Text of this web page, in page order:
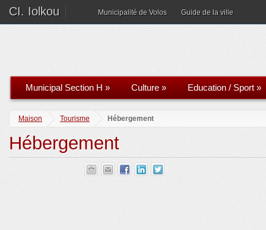
CI. Iolkou Municipalité de Volos Guide de la ville
Municipal Section H » Culture » Education / Sport »
Maison Tourisme Hébergement
Hébergement